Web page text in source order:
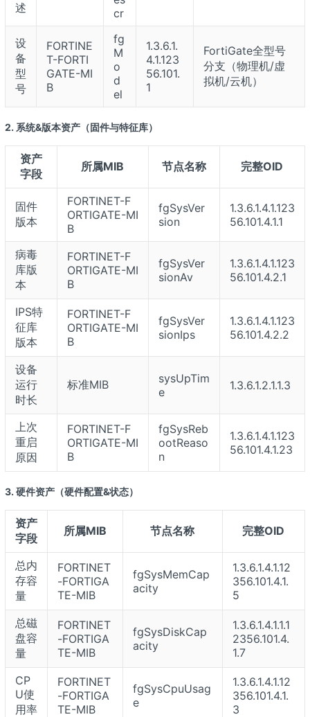
述
cr
设
备
型
号
FORTINE
T-FORTI
GATE-MI
B
fg
M
o
d
el
1.3.6.1.
4.1.123
56.101.
1
FortiGate全型号
分支（物理机/虚
拟机/云机）
2. 系统&版本资产（固件与特征库）
资产
字段
所属MIB 节点名称 完整OID
固件
版本
FORTINET-F
ORTIGATE-MI
B
fgSysVer
sion
1.3.6.1.4.1.123
56.101.4.1.1
病毒
库版
本
FORTINET-F
ORTIGATE-MI
B
fgSysVer
sionAv
1.3.6.1.4.1.123
56.101.4.2.1
IPS特
征库
版本
FORTINET-F
ORTIGATE-MI
B
fgSysVer
sionIps
1.3.6.1.4.1.123
56.101.4.2.2
设备
运行
时长
标准MIB
sysUpTim
e
1.3.6.1.2.1.1.3
上次
重启
原因
FORTINET-F
ORTIGATE-MI
B
fgSysReb
ootReaso
n
1.3.6.1.4.1.123
56.101.4.1.23
3. 硬件资产（硬件配置&状态）
资产
字段
所属MIB 节点名称 完整OID
总内
存容
量
FORTINET
-FORTIGA
TE-MIB
fgSysMemCap
acity
1.3.6.1.4.1.12
356.101.4.1.
5
总磁
盘容
量
FORTINET
-FORTIGA
TE-MIB
fgSysDiskCap
acity
1.3.6.1.4.1.1.1
2356.101.4.
1.7
CP
U使
用率
FORTINET
-FORTIGA
TE-MIB
fgSysCpuUsag
e
1.3.6.1.4.1.12
356.101.4.1.
3